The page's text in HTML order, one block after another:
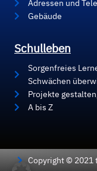
Adressen und
Gebäude
Schulleben
Sorgenfreies
Schwächen
Projekte
A bis Z
Copyright © 2021